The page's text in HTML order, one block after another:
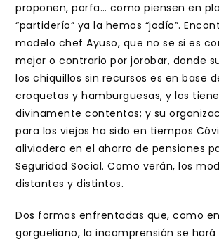
proponen, porfa… como piensen en
“partiderío” ya la hemos “jodío”.
modelo chef Ayuso, que no se si es
mejor o contrario por jorobar, donde
los chiquillos sin recursos es en base
croquetas y hamburguesas, y los
divinamente contentos; y su
para los viejos ha sido en tiempos
aliviadero en el ahorro de pensiones
Seguridad Social. Como verán, los
distantes y distintos.
Dos formas enfrentadas que, como
gorgueliano, la incomprensión se hará